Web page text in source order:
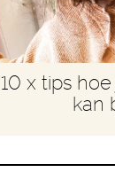
10 x tips
kan